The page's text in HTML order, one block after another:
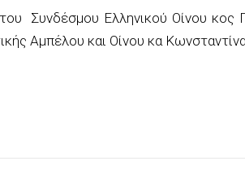
Συνδέσμου Ελληνικού Οίνου κος
Αμπέλου και Οίνου κα